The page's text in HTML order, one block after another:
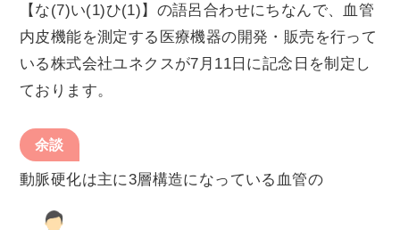
【な(7)い(1)ひ(1)】の語呂合わせにちなんで、血管
内皮機能を測定する医療機器の開発・販売を行って
いる株式会社ユネクスが7月11日に記念日を制定し
ております。
余談
動脈硬化は主に3層構造になっている血管の